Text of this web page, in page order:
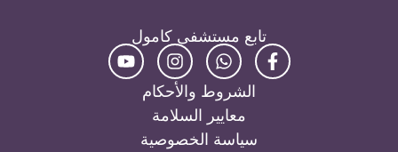
تابع مستشفى كامول
الشروط والأحكام
معايير السلامة
سياسة الخصوصية